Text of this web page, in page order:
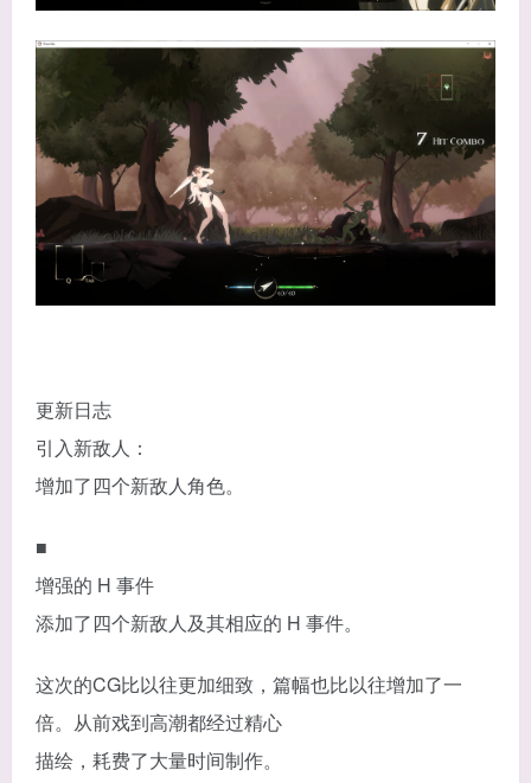
更新日志
引入新敌人：
增加了四个新敌人角色。
■
增强的 H 事件
添加了四个新敌人及其相应的 H 事件。
这次的CG比以往更加细致，篇幅也比以往增加了一
倍。从前戏到高潮都经过精心
描绘，耗费了大量时间制作。